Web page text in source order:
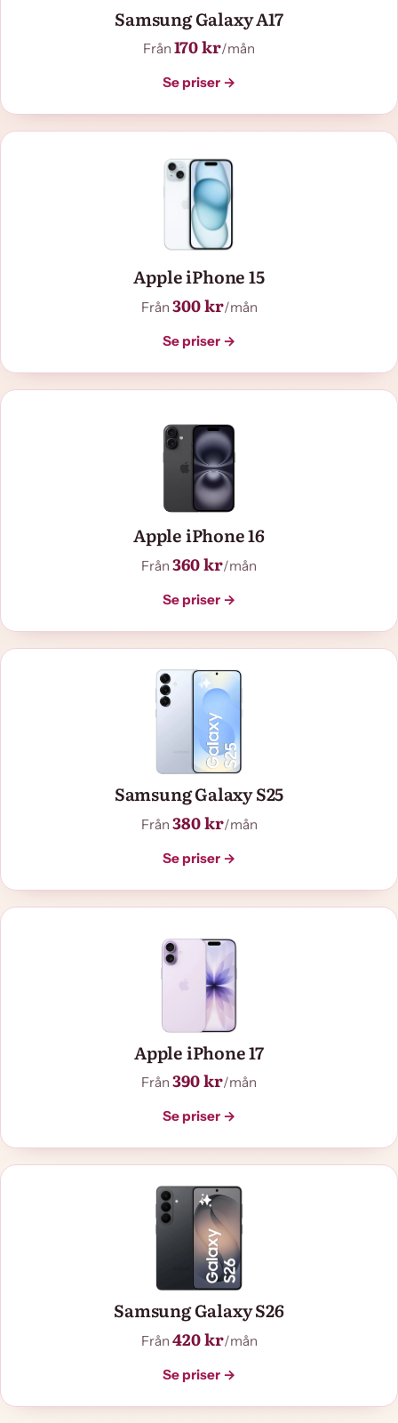
Samsung Galaxy A17
Från 170 kr/mån
Se priser →
Apple iPhone 15
Från 300 kr/mån
Se priser →
Apple iPhone 16
Från 360 kr/mån
Se priser →
Samsung Galaxy S25
Från 380 kr/mån
Se priser →
Apple iPhone 17
Från 390 kr/mån
Se priser →
Samsung Galaxy S26
Från 420 kr/mån
Se priser →